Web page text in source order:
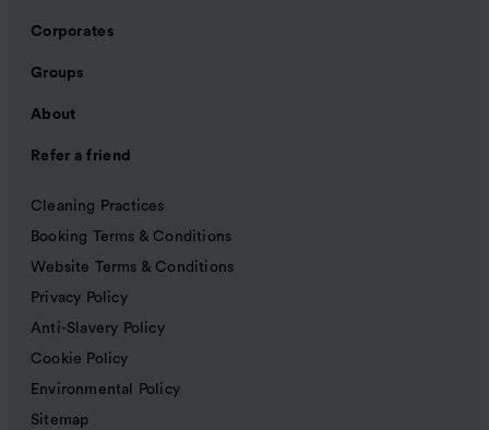
Corporates
Groups
About
Refer a friend
Cleaning Practices
Booking Terms & Conditions
Website Terms & Conditions
Privacy Policy
Anti-Slavery Policy
Cookie Policy
Environmental Policy
Sitemap